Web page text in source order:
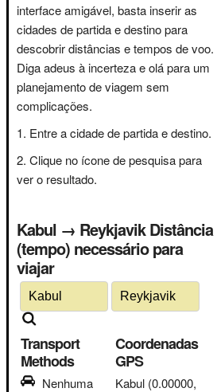
interface amigável, basta inserir as
cidades de partida e destino para
descobrir distâncias e tempos de voo.
Diga adeus à incerteza e olá para um
planejamento de viagem sem
complicações.
Entre a cidade de partida e destino.
Clique no ícone de pesquisa para
ver o resultado.
Kabul → Reykjavik Distância
(tempo) necessário para
viajar
Transport
Methods
Nenhuma
Coordenadas
GPS
Kabul (0.00000,